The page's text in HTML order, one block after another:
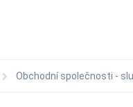
Obchodní společnosti -